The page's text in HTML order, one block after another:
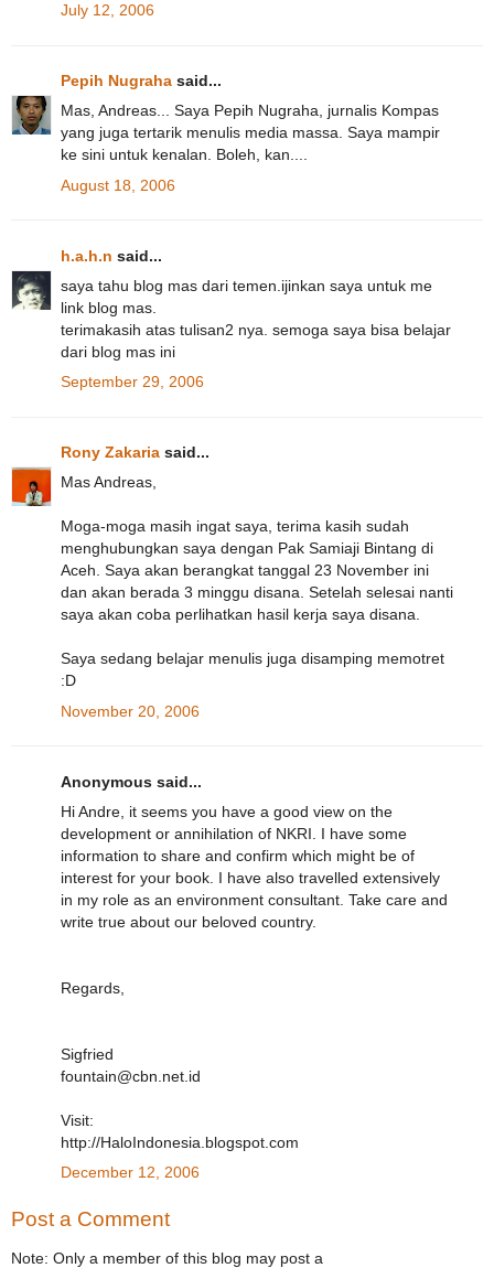
July 12, 2006
Pepih Nugraha said...
Mas, Andreas... Saya Pepih Nugraha, jurnalis Kompas
yang juga tertarik menulis media massa. Saya mampir
ke sini untuk kenalan. Boleh, kan....
August 18, 2006
h.a.h.n said...
saya tahu blog mas dari temen.ijinkan saya untuk me
link blog mas.
terimakasih atas tulisan2 nya. semoga saya bisa belajar
dari blog mas ini
September 29, 2006
Rony Zakaria said...
Mas Andreas,
Moga-moga masih ingat saya, terima kasih sudah
menghubungkan saya dengan Pak Samiaji Bintang di
Aceh. Saya akan berangkat tanggal 23 November ini
dan akan berada 3 minggu disana. Setelah selesai nanti
saya akan coba perlihatkan hasil kerja saya disana.
Saya sedang belajar menulis juga disamping memotret
:D
November 20, 2006
Anonymous said...
Hi Andre, it seems you have a good view on the
development or annihilation of NKRI. I have some
information to share and confirm which might be of
interest for your book. I have also travelled extensively
in my role as an environment consultant. Take care and
write true about our beloved country.
Regards,
Sigfried
fountain@cbn.net.id
Visit:
http://HaloIndonesia.blogspot.com
December 12, 2006
Post a Comment
Note: Only a member of this blog may post a